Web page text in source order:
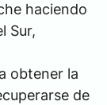
haciendo
Sur,
obtener la
de